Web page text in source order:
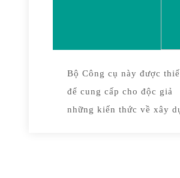
Bộ Công cụ này được
để cung cấp cho độc giả
những kiến thức về xây